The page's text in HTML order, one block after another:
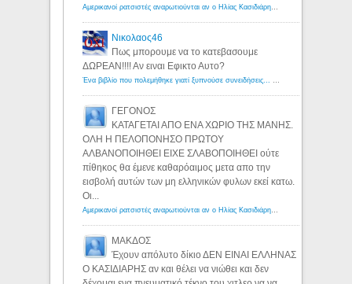
Αμερικανοί ρατσιστές αναρωτιούνται αν ο Ηλίας Κασιδιάρης ανήκει στη λευκή φυλή... - Λόγιος Ερμής
Νικολαος46
Πως μπορουμε να το κατεβασουμε
ΔΩΡΕΑΝ!!!! Αν ειναι Εφικτο Αυτο?
Ένα βιβλίο που πολεμήθηκε γιατί ξυπνούσε συνειδήσεις... - Λόγιος Ερμής | Η γνώση ξεκινάει με την αναζήτηση...
ΓΕΓΟΝΟΣ
ΚΑΤΑΓΕΤΑΙ ΑΠΟ ΕΝΑ ΧΩΡΙΟ ΤΗΣ ΜΑΝΗΣ.
ΟΛΗ Η ΠΕΛΟΠΟΝΗΣΟ ΠΡΩΤΟΥ
ΑΛΒΑΝΟΠΟΙΗΘΕΙ ΕΙΧΕ ΣΛΑΒΟΠΟΙΗΘΕΙ ούτε
πίθηκος θα έμενε καθαρόαιμος μετα απο την
εισβολή αυτών των μη ελληνικών φυλων εκεί κατω.
Οι...
Αμερικανοί ρατσιστές αναρωτιούνται αν ο Ηλίας Κασιδιάρης ανήκει στη λευκή φυλή... - Λόγιος Ερμής
ΜΑΚΔΟΣ
Έχουν απόλυτο δίκιο ΔΕΝ ΕΙΝΑΙ ΕΛΛΗΝΑΣ
Ο ΚΑΣΙΔΙΑΡΗΣ αν και θέλει να νιώθει και δεν